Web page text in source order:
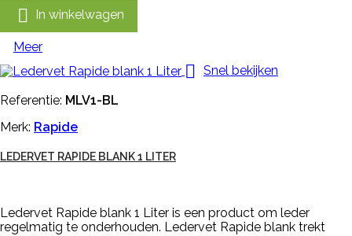
 In winkelwagen
Meer
 Snel bekijken
Referentie: MLV1-BL
Merk: Rapide
LEDERVET RAPIDE BLANK 1 LITER
Ledervet Rapide blank 1 Liter is een product om leder
regelmatig te onderhouden. Ledervet Rapide blank trekt